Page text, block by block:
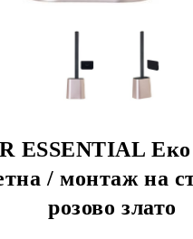
ESSENTIAL Еко
/ монтаж на
розово злато